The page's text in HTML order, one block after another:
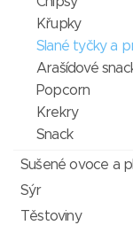
Křupky
Slané tyčky a
Arašídové
Popcorn
Krekry
Snack
Sušené ovoce a
Sýr
Těstoviny